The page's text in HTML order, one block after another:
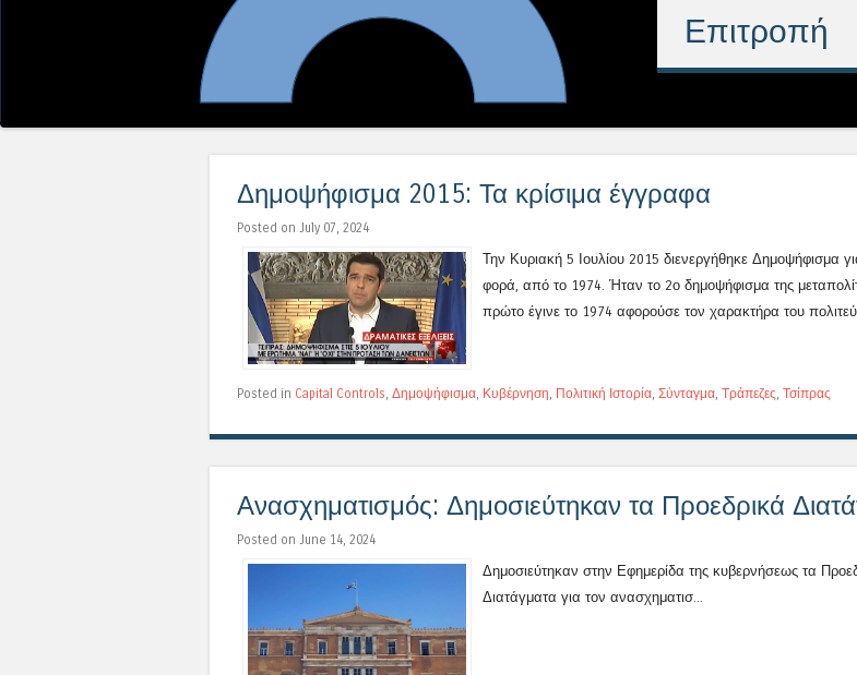
Επιτροπή
Δημοψήφισμα 2015: Τα κρίσιμα έγγραφα
Posted on July 07, 2024
Την Κυριακή 5 Ιουλίου 2015 διενεργήθηκε Δημοψήφισμα
φορά, από το 1974. Ήταν το 2ο δημοψήφισμα της
πρώτο έγινε το 1974 αφορούσε τον χαρακτήρα του
Posted in Capital Controls Δημοψήφισμα Κυβέρνηση Πολιτική Ιστορία Σύνταγμα Τράπεζες Τσίπρας
Ανασχηματισμός: Δημοσιεύτηκαν τα Προεδρικά
Posted on June 14, 2024
Δημοσιεύτηκαν στην Εφημερίδα της κυβερνήσεως τα
Διατάγματα για τον ανασχηματισ...